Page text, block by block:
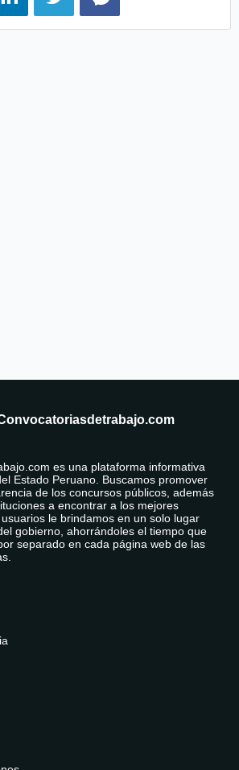
es una plataforma informativa
Estado Peruano. Buscamos promover
de los concursos públicos, además
a encontrar a los mejores
le brindamos en un solo lugar
gobierno, ahorrándoles el tiempo que
separado en cada página web de las